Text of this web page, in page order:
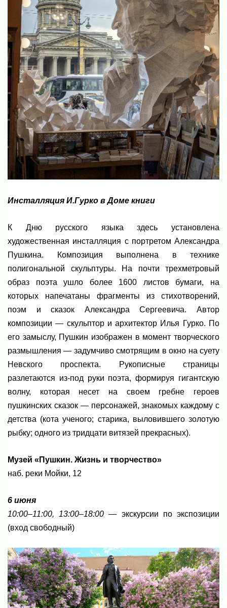
Инсталляция И.Гурко в Доме книги
К Дню русского языка здесь установлена
художественная инсталляция с портретом Александра
Пушкина. Композиция выполнена в технике
полигональной скульптуры. На почти трехметровый
образ поэта ушло более 1600 листов бумаги, на
которых напечатаны фрагменты из стихотворений,
поэм и сказок Александра Сергеевича. Автор
композиции — скульптор и архитектор Илья Гурко. По
его замыслу, Пушкин изображен в момент творческого
размышления — задумчиво смотрящим в окно на суету
Невского проспекта. Рукописные страницы
разлетаются из-под руки поэта, формируя гигантскую
волну, которая несет на своем гребне героев
пушкинских сказок — персонажей, знакомых каждому с
детства (кота ученого; старика, выловившего золотую
рыбку; одного из тридцати витязей прекрасных).
Музей «Пушкин. Жизнь и творчество»
наб. реки Мойки, 12
6 июня
10:00–11:00, 13:00–18:00 — экскурсии по экспозиции
(вход свободный)